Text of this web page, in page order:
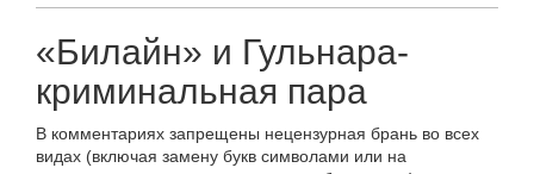
«Билайн» и Гульнара-
криминальная пара
В комментариях запрещены нецензурная брань во всех
видах (включая замену букв символами или на